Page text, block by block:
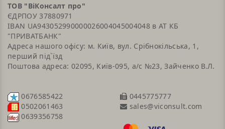
ТОВ "ВіКонсалт про"
ЄДРПОУ 37880971
IBAN UA943052990000026004045004048 в АТ КБ
"ПРИВАТБАНК"
Адреса нашого офісу: м. Київ, вул. Срібнокільська, 1,
перший під`їзд
Поштова адреса: 02095, Київ-095, а/с №23, Зайченко В.Л.
0676585422
0502061463
0639356758
0445775777
sales@viconsult.com